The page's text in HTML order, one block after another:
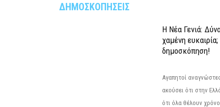
ΔΗΜΟΣΚΟΠΗΣΕΙΣ
Η Νέα Γενιά:
χαμένη
δημοσκόπηση!
Αγαπητοί
ακούσει ότι στην
ότι όλα θέλουν